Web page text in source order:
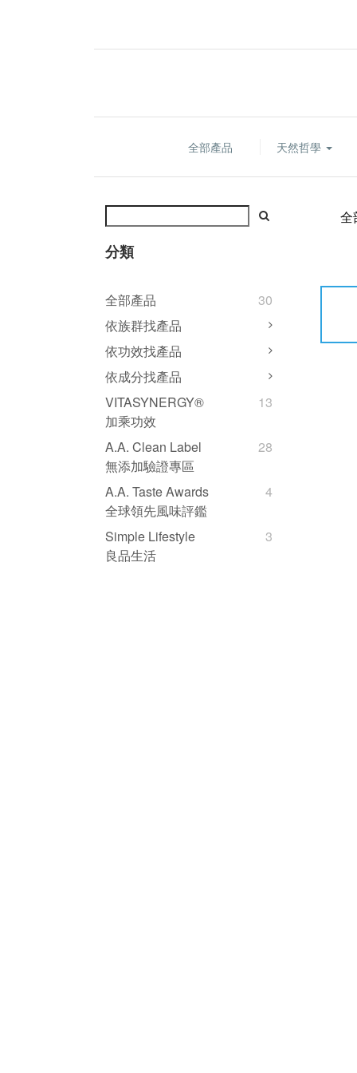
全部產品 天然哲學
分類
全部產品
30
依族群找產品
依功效找產品
依成分找產品
VITASYNERGY®
加乘功效
13
A.A. Clean Label
無添加驗證專區
28
A.A. Taste Awards
全球領先風味評鑑
4
Simple Lifestyle
良品生活
3
全